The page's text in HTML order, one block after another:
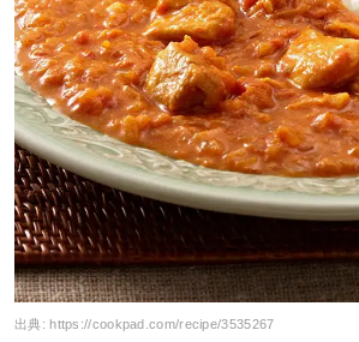
出典: https://cookpad.com/recipe/3535267